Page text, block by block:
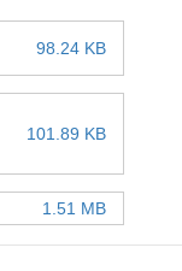
98.24 KB
101.89 KB
1.51 MB